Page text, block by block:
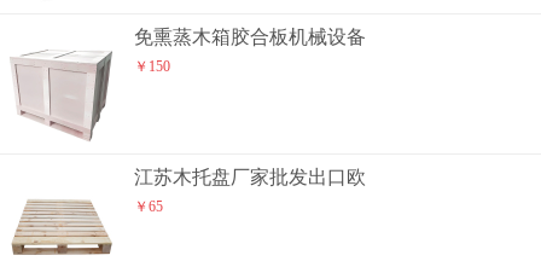
免熏蒸木箱胶合板机械设备
￥150
江苏木托盘厂家批发出口欧
￥65